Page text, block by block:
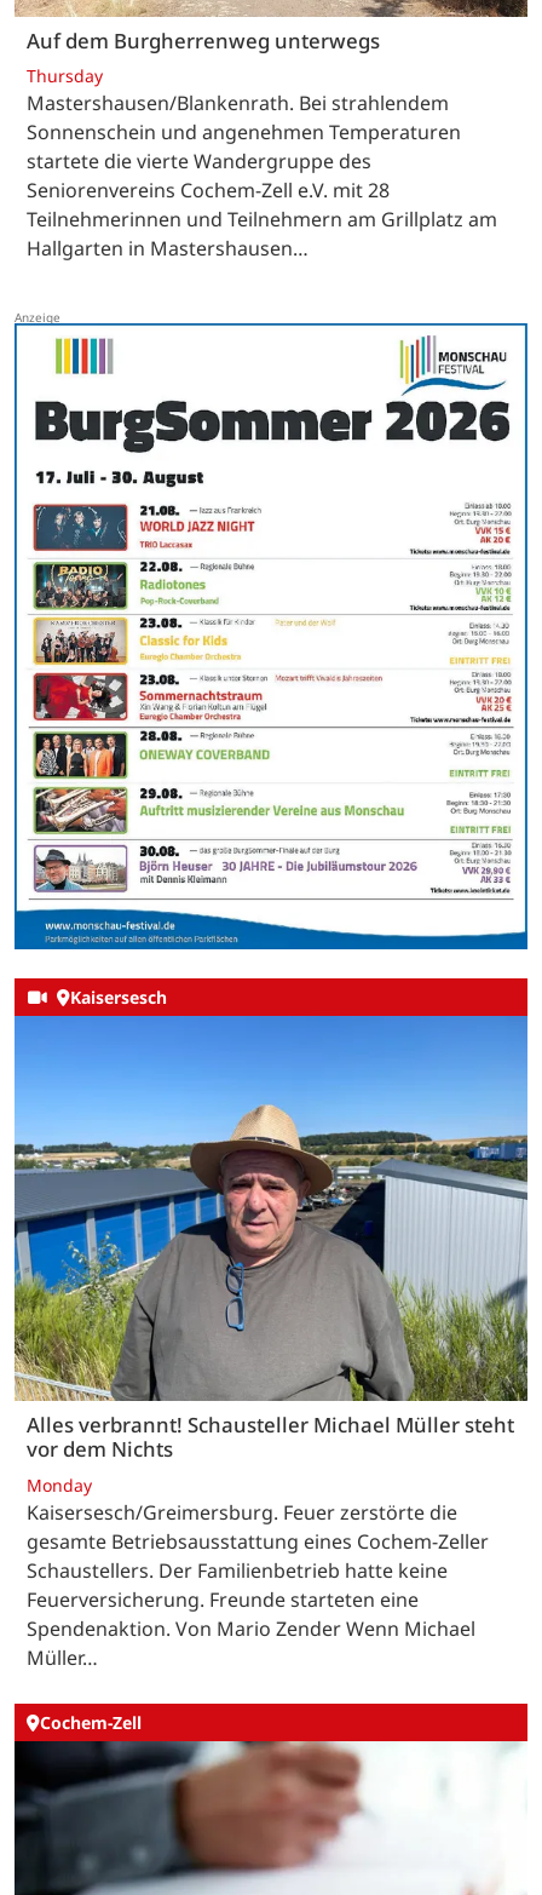
Auf dem Burgherrenweg unterwegs
Thursday
Mastershausen/Blankenrath. Bei strahlendem
Sonnenschein und angenehmen Temperaturen
startete die vierte Wandergruppe des
Seniorenvereins Cochem-Zell e.V. mit 28
Teilnehmerinnen und Teilnehmern am Grillplatz am
Hallgarten in Mastershausen…
Kaisersesch
Alles verbrannt! Schausteller Michael Müller steht
vor dem Nichts
Monday
Kaisersesch/Greimersburg. Feuer zerstörte die
gesamte Betriebsausstattung eines Cochem-Zeller
Schaustellers. Der Familienbetrieb hatte keine
Feuerversicherung. Freunde starteten eine
Spendenaktion. Von Mario Zender Wenn Michael
Müller…
Cochem-Zell